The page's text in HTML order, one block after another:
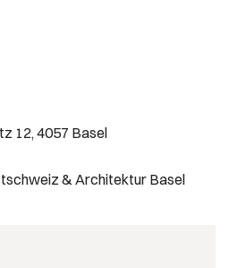
12, 4057 Basel
& Architektur Basel